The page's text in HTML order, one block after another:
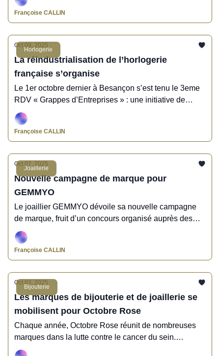
Une collection osée qui impose plus que jamais la
montre féminine comme un accessoire de mode.
Françoise CALLIN
Horlogerie
Oct 09, 2025
La réindustrialisation de l’horlogerie
française s’organise
Le 1er octobre dernier à Besançon s’est tenu le 3eme
RDV « Grappes d’Entreprises » : une initiative de
France Horlogerie pour renforcer la coopération
industrielle au sein de la chaîne de valeur de la
fabrication horlogère.
Françoise CALLIN
Joaillerie
Oct 07, 2025
Nouvelle campagne de marque pour
GEMMYO
Le joaillier GEMMYO dévoile sa nouvelle campagne
de marque, fruit d’un concours organisé auprès des
étudiants de la Paris School of Luxuary.
Françoise CALLIN
Bijouterie
Oct 03, 2025
Les marques de bijouterie et de joaillerie se
mobilisent pour Octobre Rose
Chaque année, Octobre Rose réunit de nombreuses
marques dans la lutte contre le cancer du sein.
L’univers de la bijouterie et de la joaillerie ne fait pas